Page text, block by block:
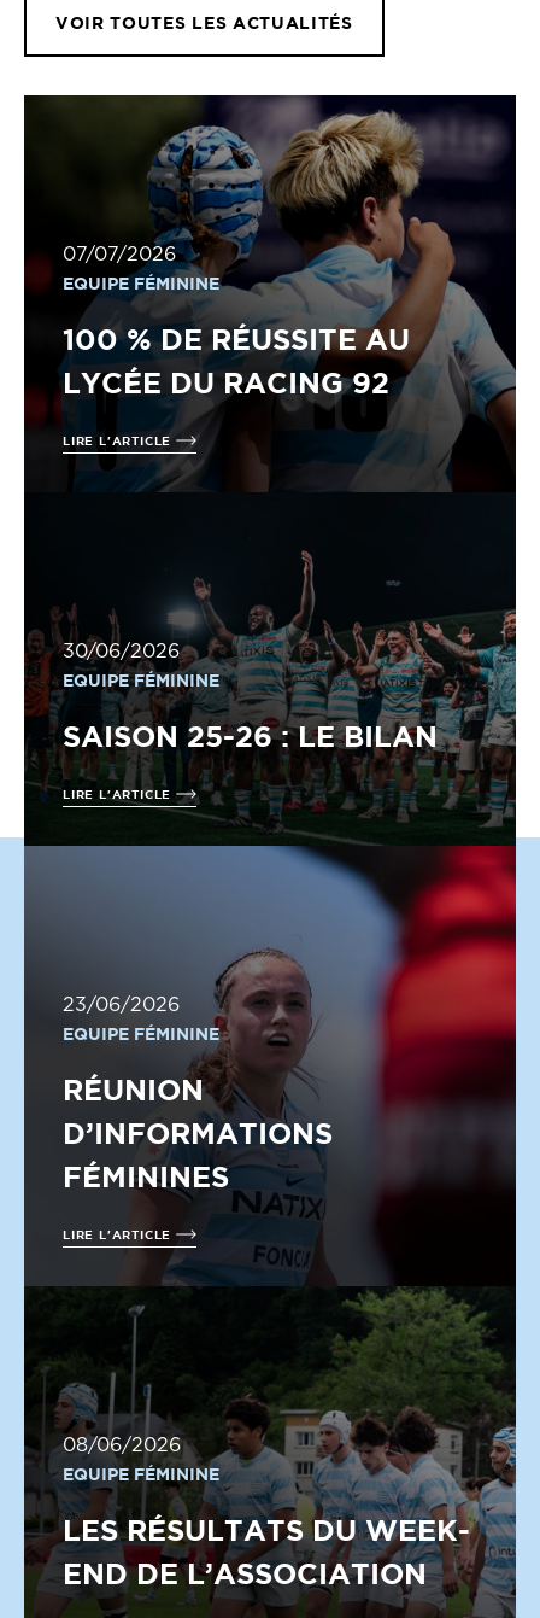
VOIR TOUTES LES ACTUALITÉS
07/07/2026
EQUIPE FÉMININE
100 % DE RÉUSSITE AU
LYCÉE DU RACING 92
LIRE L'ARTICLE
30/06/2026
EQUIPE FÉMININE
SAISON 25-26 : LE BILAN
LIRE L'ARTICLE
23/06/2026
EQUIPE FÉMININE
RÉUNION
D’INFORMATIONS
FÉMININES
LIRE L'ARTICLE
08/06/2026
EQUIPE FÉMININE
LES RÉSULTATS DU WEEK-
END DE L’ASSOCIATION